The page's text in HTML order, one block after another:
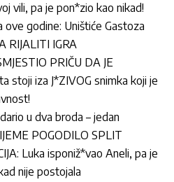
vili, pa je pon*zio kao nikad!
ove godine: Uništiće Gastoza
RIJALITI IGRA
PRIČU DA JE
stoji iza J*ZIVOG snimka koji je
u dva broda – jedan
POGODILO SPLIT
Luka isponiž*vao Aneli, pa je
nije postojala